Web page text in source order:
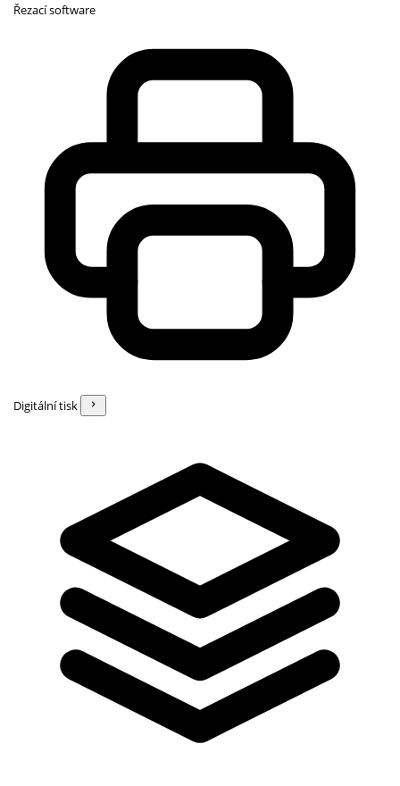
Řezací software
Digitální tisk